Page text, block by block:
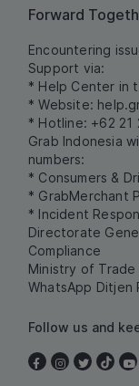
Forward
Encountering
Support via:
* Help Center in
* Website:
* Hotline: +62 21
Grab Indonesia
numbers:
* Consumers &
* GrabMerchant
* Incident
Directorate
Compliance
Ministry of
WhatsApp Ditjen
Follow us and